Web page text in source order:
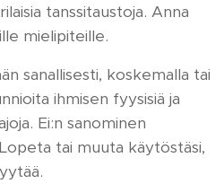
tanssitaustoja. Anna
mielipiteille.
sanallisesti, koskemalla tai
ihmisen fyysisiä ja
Ei:n sanominen
tai muuta käytöstäsi,